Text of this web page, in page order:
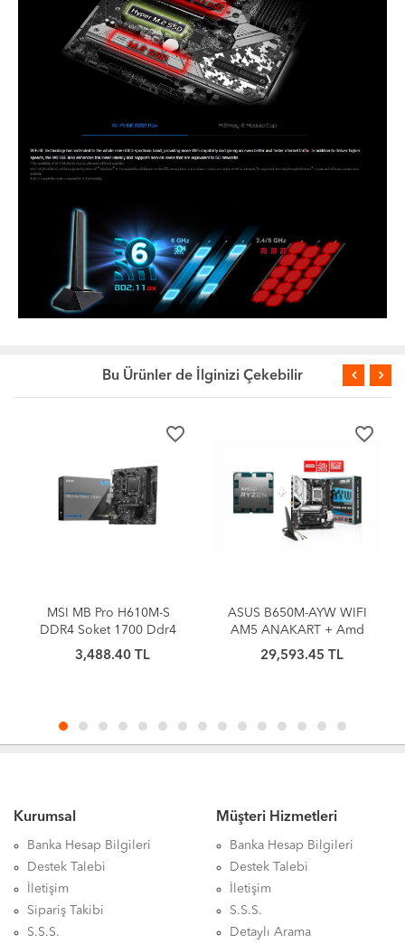
Bu Ürünler de İlginizi Çekebilir
favorite_border
MSI MB Pro H610M-S
DDR4 Soket 1700 Ddr4
3200(OC) HDMI M.2
USB3.2 1x 1G LAN mATX
3,488.40 TL
favorite_border
ASUS B650M-AYW WIFI
AM5 ANAKART + Amd
Ryzen 7 9800X3D AM5
ANAKART+İŞLEMCİ
29,593.45 TL
Kurumsal
Banka Hesap Bilgileri
Destek Talebi
İletişim
Sipariş Takibi
S.S.S.
Müşteri Hizmetleri
Banka Hesap Bilgileri
Destek Talebi
İletişim
S.S.S.
Detaylı Arama